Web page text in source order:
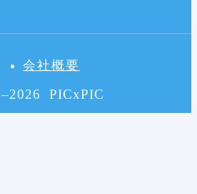
会社概要
PICxPIC